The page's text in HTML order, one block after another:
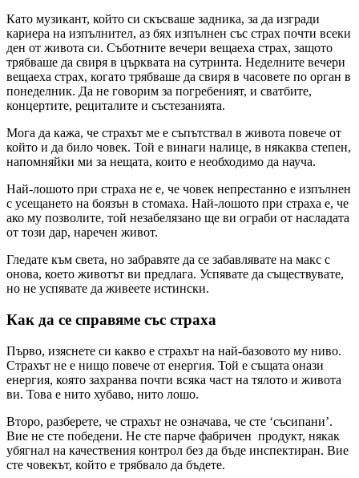
Като музикант, който си скъсваше задника, за да изгради
кариера на изпълнител, аз бях изпълнен със страх почти всеки
ден от живота си. Съботните вечери вещаеха страх, защото
трябваше да свиря в църквата на сутринта. Неделните вечери
вещаеха страх, когато трябваше да свиря в часовете по орган в
понеделник. Да не говорим за погребеният, и сватбите,
концертите, рециталите и състезанията.
Мога да кажа, че страхът ме е съпътствал в живота повече от
който и да било човек. Той е винаги налице, в някаква степен,
напомняйки ми за нещата, които е необходимо да науча.
Най-лошото при страха не е, че човек непрестанно е изпълнен
с усещането на боязън в стомаха. Най-лошото при страха е, че
ако му позволите, той незабелязано ще ви ограби от насладата
от този дар, наречен живот.
Гледате към света, но забравяте да се забавлявате на макс с
онова, което животът ви предлага. Успявате да съществувате,
но не успявате да живеете истински.
Как да се справяме със страха
Първо, изяснете си какво е страхът на най-базовото му ниво.
Страхът не е нищо повече от енергия. Той е същата онази
енергия, която захранва почти всяка част на тялото и живота
ви. Това е нито хубаво, нито лошо.
Второ, разберете, че страхът не означава, че сте ‘съсипани’.
Вие не сте победени. Не сте парче фабричен продукт, някак
убягнал на качествения контрол без да бъде инспектиран. Вие
сте човекът, който е трябвало да бъдете.